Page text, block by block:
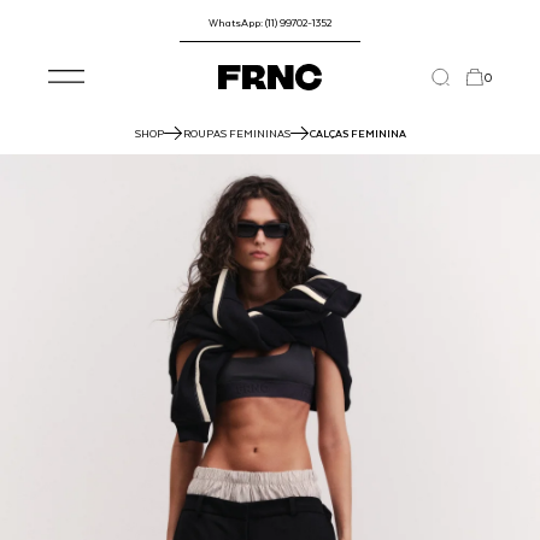
WhatsApp: (11) 99702-1352
0
SHOP ROUPAS FEMININAS CALÇAS FEMININA